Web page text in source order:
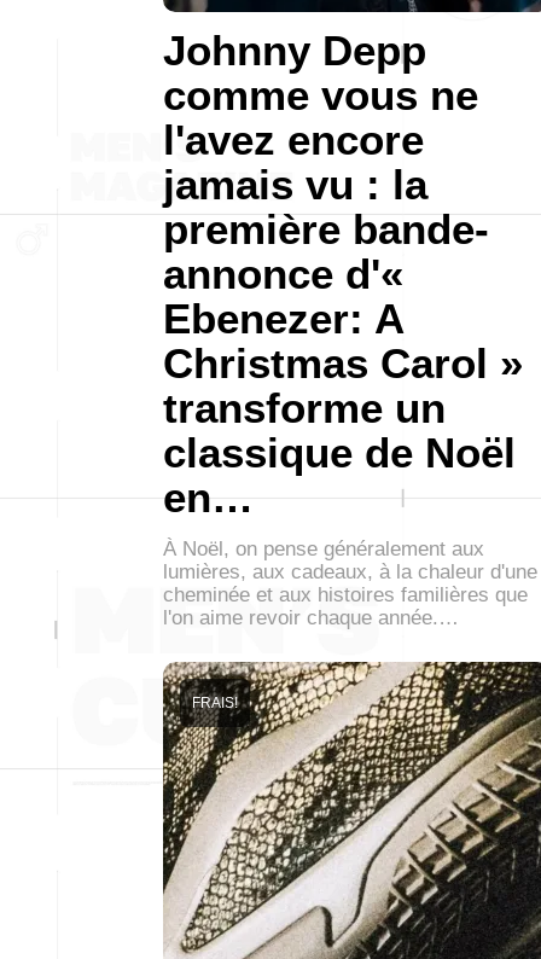
Johnny Depp
comme vous ne
l'avez encore
jamais vu : la
première bande-
annonce d'«
Ebenezer: A
Christmas Carol »
transforme un
classique de Noël
en…
À Noël, on pense généralement aux
lumières, aux cadeaux, à la chaleur d'une
cheminée et aux histoires familières que
l'on aime revoir chaque année.…
FRAIS!